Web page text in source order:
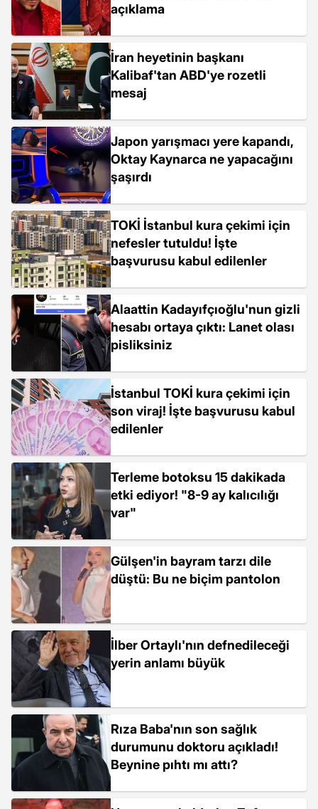
açıklama
İran heyetinin başkanı
Kalibaf'tan ABD'ye rozetli
mesaj
Japon yarışmacı yere kapandı,
Oktay Kaynarca ne yapacağını
şaşırdı
TOKİ İstanbul kura çekimi için
nefesler tutuldu! İşte
başvurusu kabul edilenler
Alaattin Kadayıfçıoğlu'nun gizli
hesabı ortaya çıktı: Lanet olası
pisliksiniz
İstanbul TOKİ kura çekimi için
son viraj! İşte başvurusu kabul
edilenler
Terleme botoksu 15 dakikada
etki ediyor! "8-9 ay kalıcılığı
var"
Gülşen'in bayram tarzı dile
düştü: Bu ne biçim pantolon
İlber Ortaylı'nın defnedileceği
yerin anlamı büyük
Rıza Baba'nın son sağlık
durumunu doktoru açıkladı!
Beynine pıhtı mı attı?